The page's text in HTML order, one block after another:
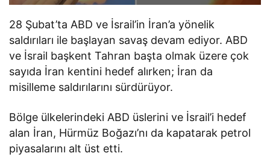
28 Şubat’ta ABD ve İsrail’in İran’a yönelik
saldırıları ile başlayan savaş devam ediyor. ABD
ve İsrail başkent Tahran başta olmak üzere çok
sayıda İran kentini hedef alırken; İran da
misilleme saldırılarını sürdürüyor.
Bölge ülkelerindeki ABD üslerini ve İsrail’i hedef
alan İran, Hürmüz Boğazı’nı da kapatarak petrol
piyasalarını alt üst etti.